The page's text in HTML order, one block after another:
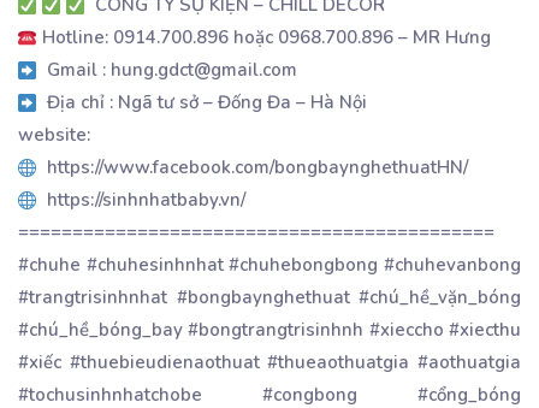
Hotline: 0914.700.896 hoặc 0968.700.896 – MR Hưng
Gmail : hung.gdct@gmail.com
Địa chỉ : Ngã tư sở – Đống Đa – Hà Nội
website:
https://www.facebook.com/bongbaynghethuatHN/
https://sinhnhatbaby.vn/
============================================
#chuhe #chuhesinhnhat #chuhebongbong #chuhevanbong
#trangtrisinhnhat #bongbaynghethuat #chú_hề_vặn_bóng
#chú_hề_bóng_bay #bongtrangtrisinhnh #xieccho #xiecthu
#xiếc #thuebieudienaothuat #thueaothuatgia #aothuatgia
#tochusinhnhatchobe #congbong #cổng_bóng